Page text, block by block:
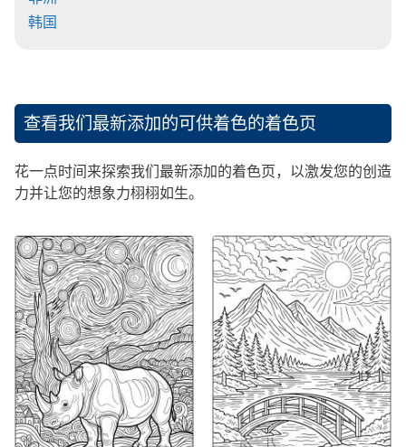
韩国
查看我们最新添加的可供着色的着色页
花一点时间来探索我们最新添加的着色页，以激发您的创造
力并让您的想象力栩栩如生。